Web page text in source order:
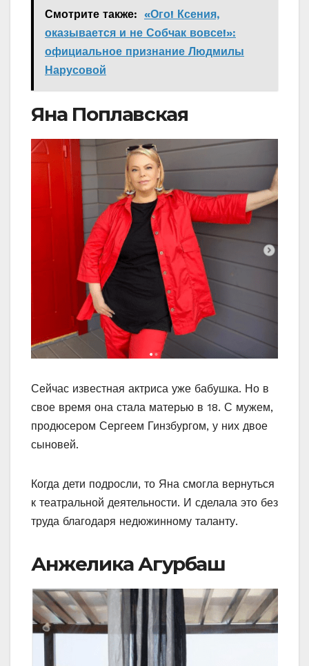
Смотрите также: «Ого! Ксения,
оказывается и не Собчак вовсе!»:
официальное признание Людмилы
Нарусовой
Яна Поплавская
Сейчас известная актриса уже бабушка. Но в
свое время она стала матерью в 18. С мужем,
продюсером Сергеем Гинзбургом, у них двое
сыновей.
Когда дети подросли, то Яна смогла вернуться
к театральной деятельности. И сделала это без
труда благодаря недюжинному таланту.
Анжелика Агурбаш